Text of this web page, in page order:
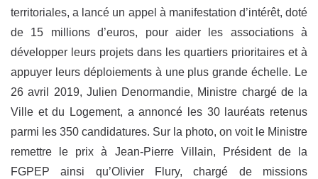
territoriales, a lancé un appel à manifestation d’intérêt, doté
de 15 millions d’euros, pour aider les associations à
développer leurs projets dans les quartiers prioritaires et à
appuyer leurs déploiements à une plus grande échelle. Le
26 avril 2019, Julien Denormandie, Ministre chargé de la
Ville et du Logement, a annoncé les 30 lauréats retenus
parmi les 350 candidatures. Sur la photo, on voit le Ministre
remettre le prix à Jean-Pierre Villain, Président de la
FGPEP ainsi qu’Olivier Flury, chargé de missions